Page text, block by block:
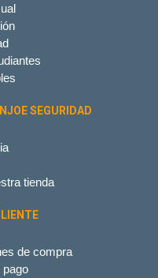
SEGURIDAD
tienda
de compra
pago